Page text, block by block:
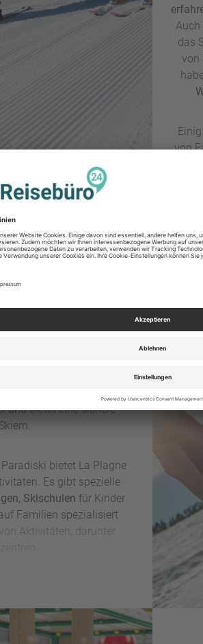
das
von
von
in
ist bekannt für seine
an
für Kinder, darunter
und bietet eine sichere
bietet La Plagne
Es gibt spezielle
Skischulen für Kinder
Familien spezialisiert
Aktivitäten, darunter
können. Darüber hinaus
die sich auf die